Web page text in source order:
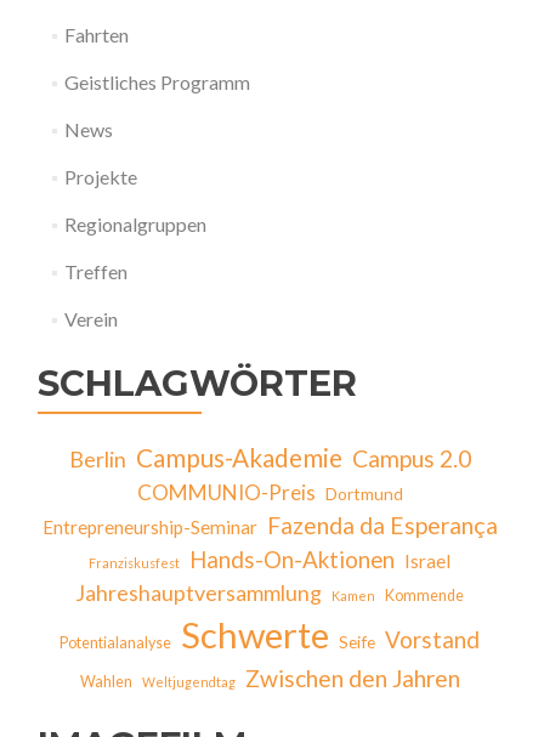
Fahrten
Geistliches Programm
News
Projekte
Regionalgruppen
Treffen
Verein
SCHLAGWÖRTER
Berlin Campus-Akademie Campus 2.0
COMMUNIO-Preis Dortmund
Entrepreneurship-Seminar Fazenda da Esperança
Franziskusfest Hands-On-Aktionen Israel
Jahreshauptversammlung Kamen Kommende
Potentialanalyse Schwerte Seife Vorstand
Wahlen Weltjugendtag Zwischen den Jahren